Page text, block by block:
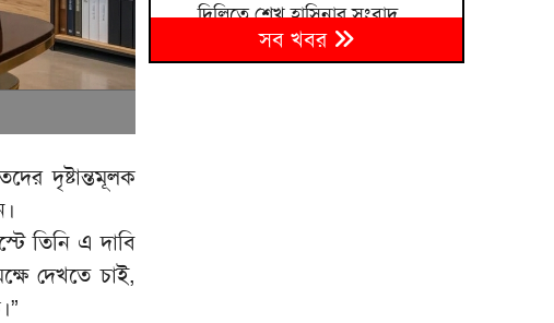
দৃষ্টান্তমূলক
তিনি এ দাবি
দেখতে চাই,
দিল্লিতে শেখ হাসিনার সংবাদ
সম্মেলন দেশের সার্বভৌমত্বের প্রতি
হুমকি: এনসিপি
সব খবর